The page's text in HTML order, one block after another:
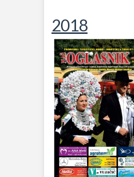
2018